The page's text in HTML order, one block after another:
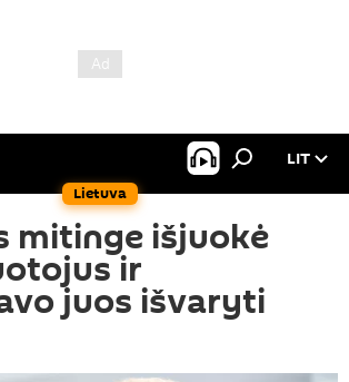
Lietuva
LIT
mitinge išjuokė
ir
juos išvaryti